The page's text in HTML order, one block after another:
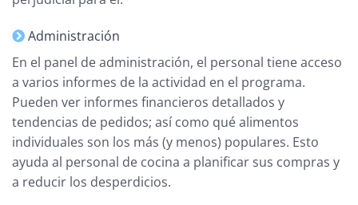
Administración
En el panel de administración, el personal tiene acceso
a varios informes de la actividad en el programa.
Pueden ver informes financieros detallados y
tendencias de pedidos; así como qué alimentos
individuales son los más (y menos) populares. Esto
ayuda al personal de cocina a planificar sus compras y
a reducir los desperdicios.